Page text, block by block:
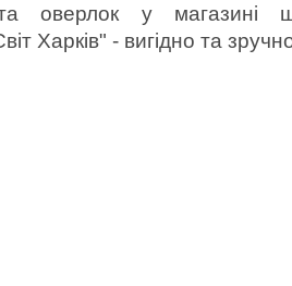
оверлок у магазині
Харків" - вигідно та